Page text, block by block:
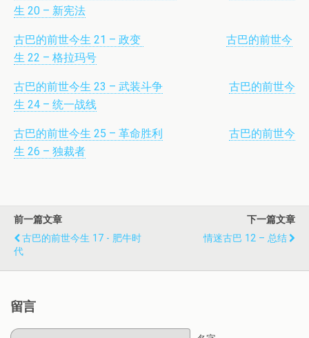
生 20 – 新宪法
古巴的前世今生 21 – 政变
古巴的前世今
生 22 – 格拉玛号
古巴的前世今生 23 – 武装斗争
古巴的前世今
生 24 – 统一战线
古巴的前世今生 25 – 革命胜利
古巴的前世今
生 26 – 独裁者
前一篇文章
古巴的前世今生 17 - 肥牛时
代
下一篇文章
情迷古巴 12 – 总结
留言